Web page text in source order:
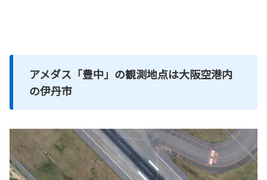
アメダス「豊中」の観測地点は大阪空港内
の伊丹市